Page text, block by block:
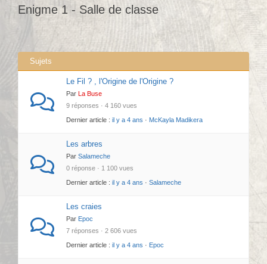
Enigme 1 - Salle de classe
Sujets
Le Fil ? , l'Origine de l'Origine ?
Par La Buse
9 réponses · 4 160 vues
Dernier article : il y a 4 ans · McKayla Madikera
Les arbres
Par Salameche
0 réponse · 1 100 vues
Dernier article : il y a 4 ans · Salameche
Les craies
Par Epoc
7 réponses · 2 606 vues
Dernier article : il y a 4 ans · Epoc